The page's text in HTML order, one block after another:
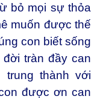
bỏ mọi sự thỏa
muốn được thế
con biết sống
tràn đầy can
thành với
được ơn can